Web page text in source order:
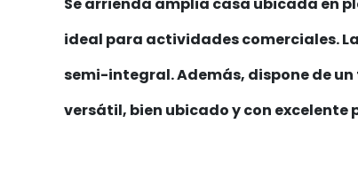
ideal para actividades comerciales.
semi-integral. Además, dispone de
versátil, bien ubicado y con